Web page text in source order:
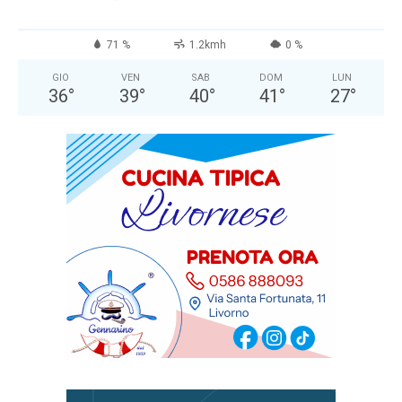
71 % 1.2kmh 0 %
GIO
36°
VEN
39°
SAB
40°
DOM
41 °
LUN
27°